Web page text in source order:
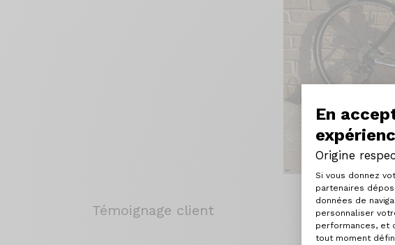
En
Origine
Si vous donnez
partenaires
données de
personnaliser
performances, et
tout moment
Témoignage client